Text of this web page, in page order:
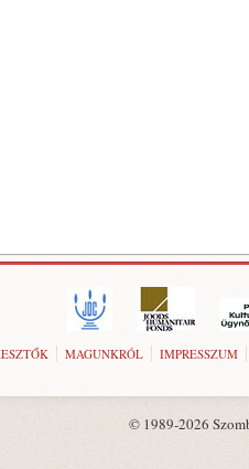
MAGUNKRÓL IMPRESSZUM
© 1989-2026